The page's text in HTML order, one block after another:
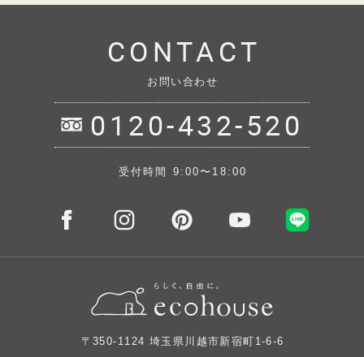
CONTACT
お問い合わせ
0120-432-520
受付時間 9:00〜18:00
〒350-1124 埼玉県川越市新宿町1-6-6